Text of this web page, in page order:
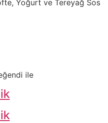
Yoğurt ve Tereyağ Sos
ile